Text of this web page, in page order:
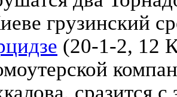
грузинский
(20-1-2, 12
сразится